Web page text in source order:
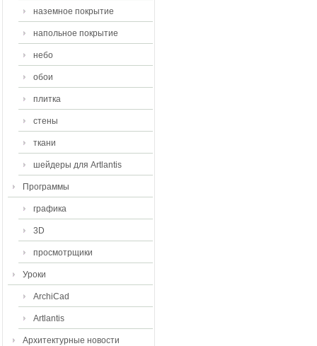
наземное покрытие
напольное покрытие
небо
обои
плитка
стены
ткани
шейдеры для Artlantis
Программы
графика
3D
просмотрщики
Уроки
ArchiCad
Artlantis
Архитектурные новости